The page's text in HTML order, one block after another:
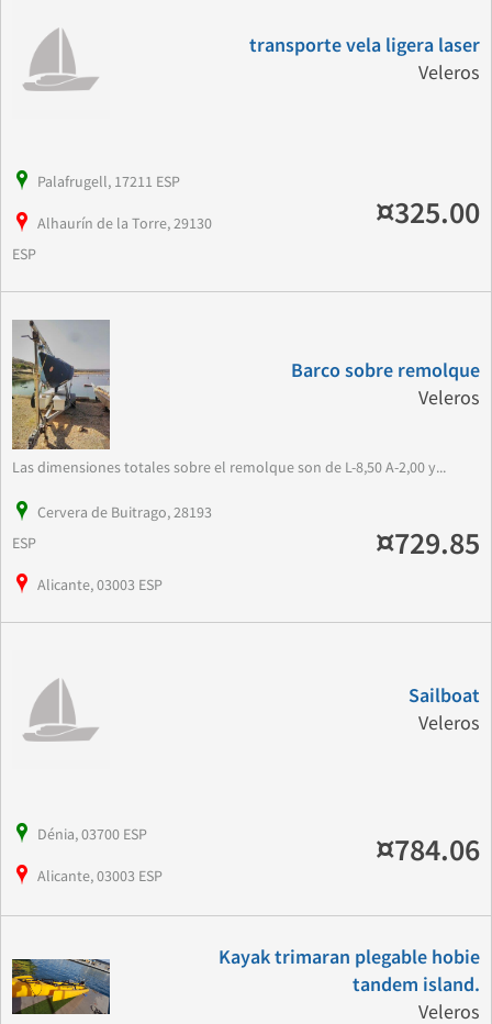
transporte vela ligera laser
Veleros
Palafrugell, 17211 ESP
Alhaurín de la Torre, 29130
ESP
¤325.00
Barco sobre remolque
Veleros
Las dimensiones totales sobre el remolque son de L-8,50 A-2,00 y...
Cervera de Buitrago, 28193
ESP
Alicante, 03003 ESP
¤729.85
Sailboat
Veleros
Dénia, 03700 ESP
Alicante, 03003 ESP
¤784.06
Kayak trimaran plegable hobie
tandem island.
Veleros